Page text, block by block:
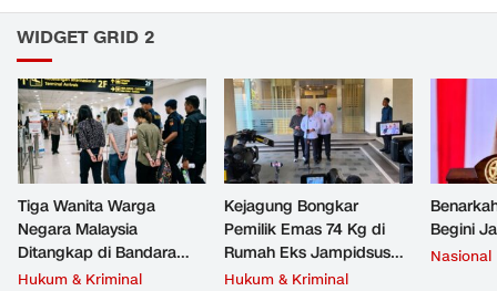
WIDGET GRID 2
Tiga Wanita Warga
Negara Malaysia
Ditangkap di Bandara
Soetta, Bawa Beragam
Hukum & Kriminal
Kejagung Bongkar
Pemilik Emas 74 Kg di
Rumah Eks Jampidsus
Febrie Adriansyah
Hukum & Kriminal
Begini
Nasional